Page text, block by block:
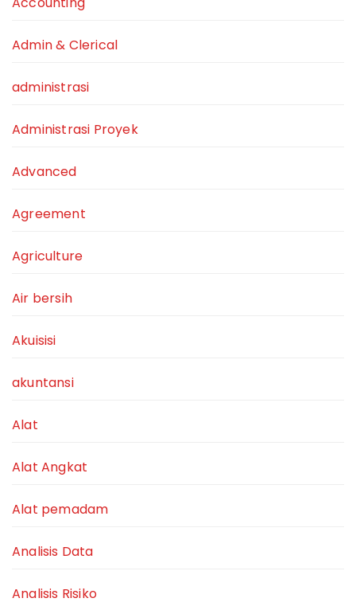
Admin & Clerical
administrasi
Administrasi Proyek
Advanced
Agreement
Agriculture
Air bersih
Akuisisi
akuntansi
Alat
Alat Angkat
Alat pemadam
Analisis Data
Analisis Risiko